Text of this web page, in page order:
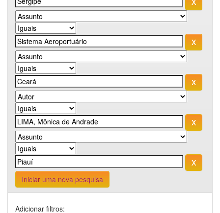
Iniciar uma nova pesquisa
Adicionar filtros: